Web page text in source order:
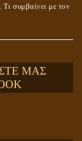
συμβαίνει με τον
ΜΑΣ